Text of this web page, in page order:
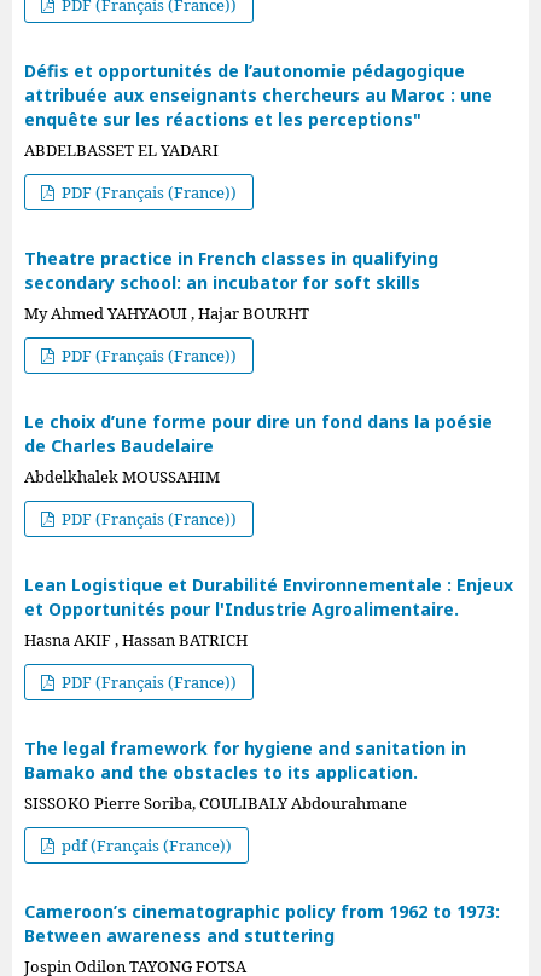
PDF (Français (France))
Défis et opportunités de l’autonomie pédagogique
attribuée aux enseignants chercheurs au Maroc : une
enquête sur les réactions et les perceptions"
ABDELBASSET EL YADARI
PDF (Français (France))
Theatre practice in French classes in qualifying
secondary school: an incubator for soft skills
My Ahmed YAHYAOUI , Hajar BOURHT
PDF (Français (France))
Le choix d’une forme pour dire un fond dans la poésie
de Charles Baudelaire
Abdelkhalek MOUSSAHIM
PDF (Français (France))
Lean Logistique et Durabilité Environnementale : Enjeux
et Opportunités pour l'Industrie Agroalimentaire.
Hasna AKIF , Hassan BATRICH
PDF (Français (France))
The legal framework for hygiene and sanitation in
Bamako and the obstacles to its application.
SISSOKO Pierre Soriba, COULIBALY Abdourahmane
pdf (Français (France))
Cameroon’s cinematographic policy from 1962 to 1973:
Between awareness and stuttering
Jospin Odilon TAYONG FOTSA